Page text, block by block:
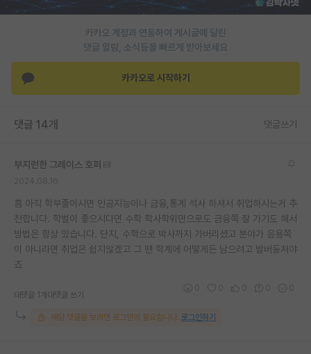
반도체/AI 게시판
장학금/장학생 게시판
홍보 게시판
커리어
반도체 아카데미
재팬라운지 🌸
카카오 계정과 연동하여 게시글에 달린
댓글 알람, 소식등을 빠르게 받아보세요
카카오로 시작하기
댓글 14개 댓글쓰기
부지런한 그레이스 호퍼
흠 아직 학부졸이시면 인공지능이나 금융,통계 석사 하셔서 취업하시는거 추
천합니다. 학벌이 좋으시다면 수학 학사학위만으로도 금융쪽 잘 가기도 해서
방법은 항상 있습니다. 단지, 수학으로 박사까지 가버리셨고 분야가 응용쪽
이 아니라면 취업은 쉽지않겠고 그 땐 학계에 어떻게든 남으려고 발버둥쳐야
죠
대댓글 1개 대댓글 쓰기
해당 댓글을 보려면 로그인이 필요합니다. 로그인하기